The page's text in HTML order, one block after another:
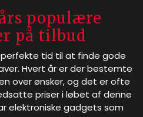
populære
på tilbud
perfekte tid til at finde gode
Hvert år er der bestemte
over ønsker, og det er ofte
priser i løbet af denne
elektroniske gadgets som